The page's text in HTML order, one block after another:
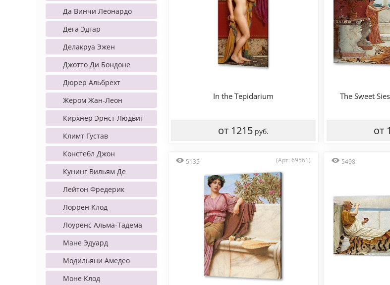
Да Винчи Леонардо
Дега Эдгар
Делакруа Эжен
Джотто Ди Бондоне
Дюрер Альбрехт
Жером Жан-Леон
Кирхнер Эрнст Людвиг
Климт Густав
Констебл Джон
Кунинг Вильям Де
Лейтон Фредерик
Лоррен Клод
Лоуренс Альма-Тадема
Мане Эдуард
Модильяни Амедео
Моне Клод
In the Tepidarium
от 1215 руб.
The Sweet
от
5135 (Арт: 69561) 5498